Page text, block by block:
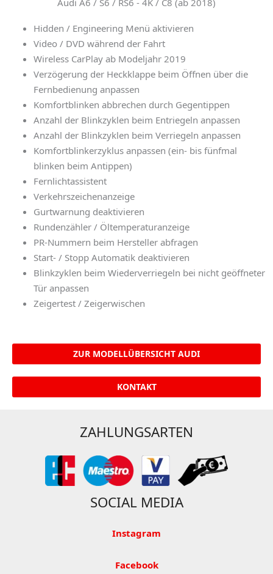
Audi A6 / S6 / RS6 - 4K / C8 (ab 2018)
Hidden / Engineering Menü aktivieren
Video / DVD während der Fahrt
Wireless CarPlay ab Modeljahr 2019
Verzögerung der Heckklappe beim Öffnen über die
Fernbedienung anpassen
Komfortblinken abbrechen durch Gegentippen
Anzahl der Blinkzyklen beim Entriegeln anpassen
Anzahl der Blinkzyklen beim Verriegeln anpassen
Komfortblinkerzyklus anpassen (ein- bis fünfmal
blinken beim Antippen)
Fernlichtassistent
Verkehrszeichenanzeige
Gurtwarnung deaktivieren
Rundenzähler / Öltemperaturanzeige
PR-Nummern beim Hersteller abfragen
Start- / Stopp Automatik deaktivieren
Blinkzyklen beim Wiederverriegeln bei nicht geöffneter
Tür anpassen
Zeigertest / Zeigerwischen
ZUR MODELLÜBERSICHT AUDI
KONTAKT
ZAHLUNGSARTEN
SOCIAL MEDIA
Instagram
Facebook